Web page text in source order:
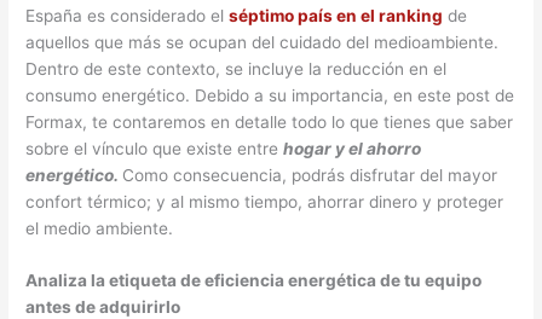
España es considerado elséptimo país en el ranking de
aquellos que más se ocupan del cuidado del medioambiente.
Dentro de este contexto, se incluye la reducción en el
consumo energético. Debido a su importancia, en este post de
Formax, te contaremos en detalle todo lo que tienes que saber
sobre el vínculo que existe entrehogar y el ahorro
energético. Como consecuencia, podrás disfrutar del mayor
confort térmico; y al mismo tiempo, ahorrar dinero y proteger
el medio ambiente.
Analiza la etiqueta de eficiencia energética de tu equipo
antes de adquirirlo